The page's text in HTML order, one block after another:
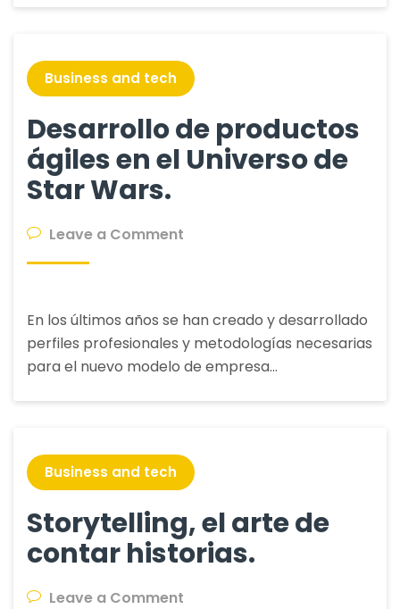
Business and tech
Desarrollo de productos
ágiles en el Universo de
Star Wars.
Leave a Comment
ágiles
en
el
Universo
Wars.
En los últimos años se han creado y desarrollado
perfiles profesionales y metodologías necesarias
para el nuevo modelo de empresa…
Business and tech
Storytelling, el arte de
contar historias.
Leave a Comment